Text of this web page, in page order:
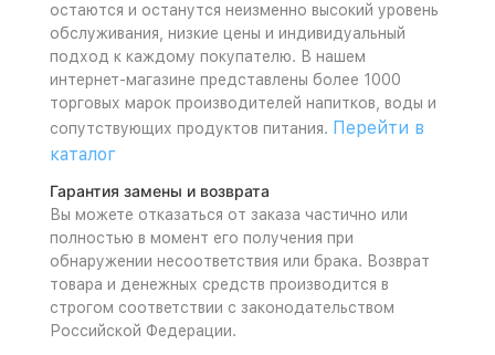
остаются и останутся неизменно высокий уровень
обслуживания, низкие цены и индивидуальный
подход к каждому покупателю. В нашем
интернет-магазине представлены более 1000
торговых марок производителей напитков, воды и
сопутствующих продуктов питания. Перейти в
каталог
Гарантия замены и возврата
Вы можете отказаться от заказа частично или
полностью в момент его получения при
обнаружении несоответствия или брака. Возврат
товара и денежных средств производится в
строгом соответствии с законодательством
Российской Федерации.